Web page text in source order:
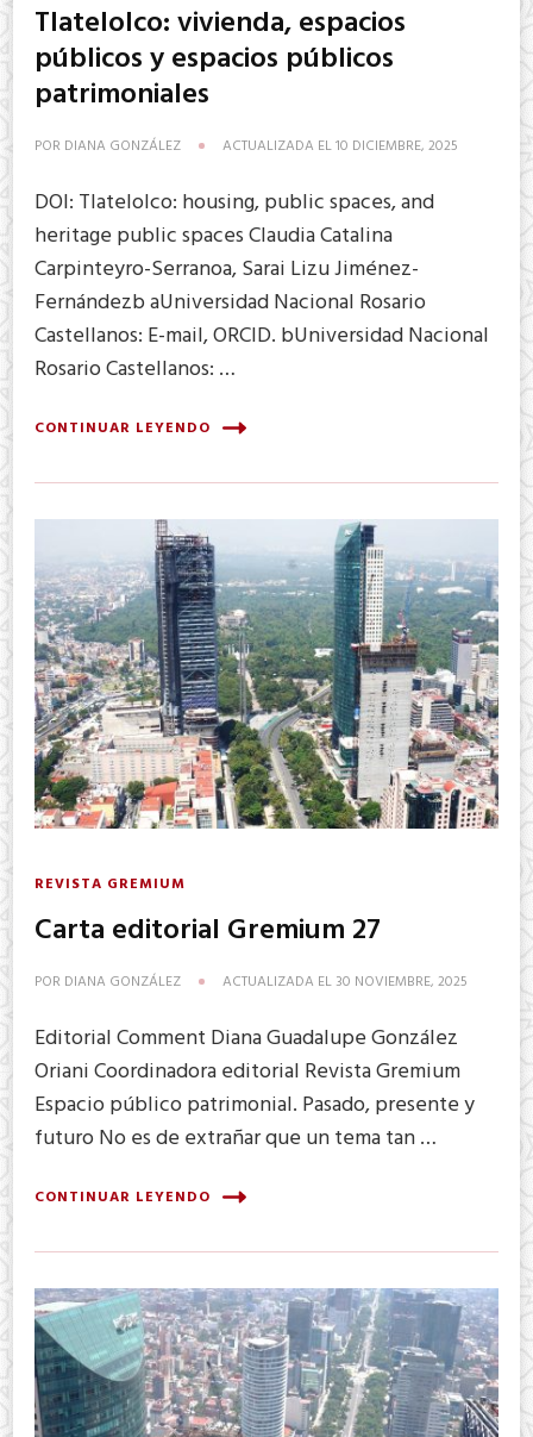
Tlatelolco: vivienda, espacios
públicos y espacios públicos
patrimoniales
POR DIANA GONZÁLEZ ACTUALIZADA EL10 DICIEMBRE, 2025
DOI: Tlatelolco: housing, public spaces, and
heritage public spaces Claudia Catalina
Carpinteyro-Serranoa, Sarai Lizu Jiménez-
Fernándezb aUniversidad Nacional Rosario
Castellanos: E-mail, ORCID. bUniversidad Nacional
Rosario Castellanos: …
CONTINUAR LEYENDO
REVISTA GREMIUM
Carta editorial Gremium 27
POR DIANA GONZÁLEZ ACTUALIZADA EL 30 NOVIEMBRE, 2025
Editorial Comment Diana Guadalupe González
Oriani Coordinadora editorial Revista Gremium
Espacio público patrimonial. Pasado, presente y
futuro No es de extrañar que un tema tan …
CONTINUAR LEYENDO